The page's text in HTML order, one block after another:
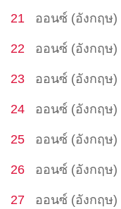
21 ออนซ์ (อังกฤษ)
22 ออนซ์ (อังกฤษ)
23 ออนซ์ (อังกฤษ)
24 ออนซ์ (อังกฤษ)
25 ออนซ์ (อังกฤษ)
26 ออนซ์ (อังกฤษ)
27 ออนซ์ (อังกฤษ)